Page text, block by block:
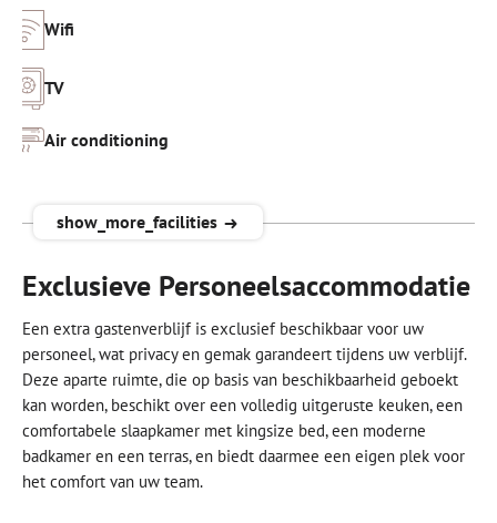
gemakken en comfort die u zich kan wensen tijdens uw verblijf.
Er zijn drie slaapkamers met dubbel bed, airco en
plafondventilatoren. De kamers zijn voorzien van horren, en
muskietennetten. De badkamers hebben een ruime inloop
douche. Twee slaapkamers met zicht op
koelboxen zijn ook aanwezig. Buiten vindt u onze green egg
lichten aanwezig om s’avonds het strand en terras om te
Verblijven in de Villa Ganshi strandvilla is eigenlijk genieten van
het buitenleven: een constant luchtig briesje zorgt voor de
perfecte temperatuur. De ruime veranda biedt volop schaduw, er
is een mooi groot zonnedek metzwembad en ligbedden. Vanaf
uw eigen strand kunt u zo direct in de turkooizen Caribische
Zee glijden!
Wifi
TV
Air conditioning
Spoeltank
Buitendouche
Barbecue
show_more_facilities
Exclusieve Personeelsaccommodatie
Een extra gastenverblijf is exclusief beschikbaar voor uw
personeel, wat privacy en gemak garandeert tijdens uw verblijf.
Deze aparte ruimte, die op basis van beschikbaarheid geboekt
kan worden, beschikt over een volledig uitgeruste keuken, een
comfortabele slaapkamer met kingsize bed, een moderne
badkamer en een terras, en biedt daarmee een eigen plek voor
het comfort van uw team.